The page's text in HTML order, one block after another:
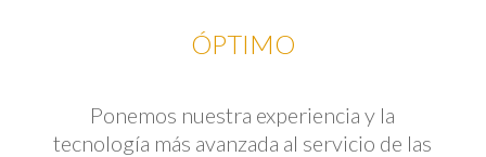
ÓPTIMO
Ponemos nuestra experiencia y la
tecnología más avanzada al servicio de las